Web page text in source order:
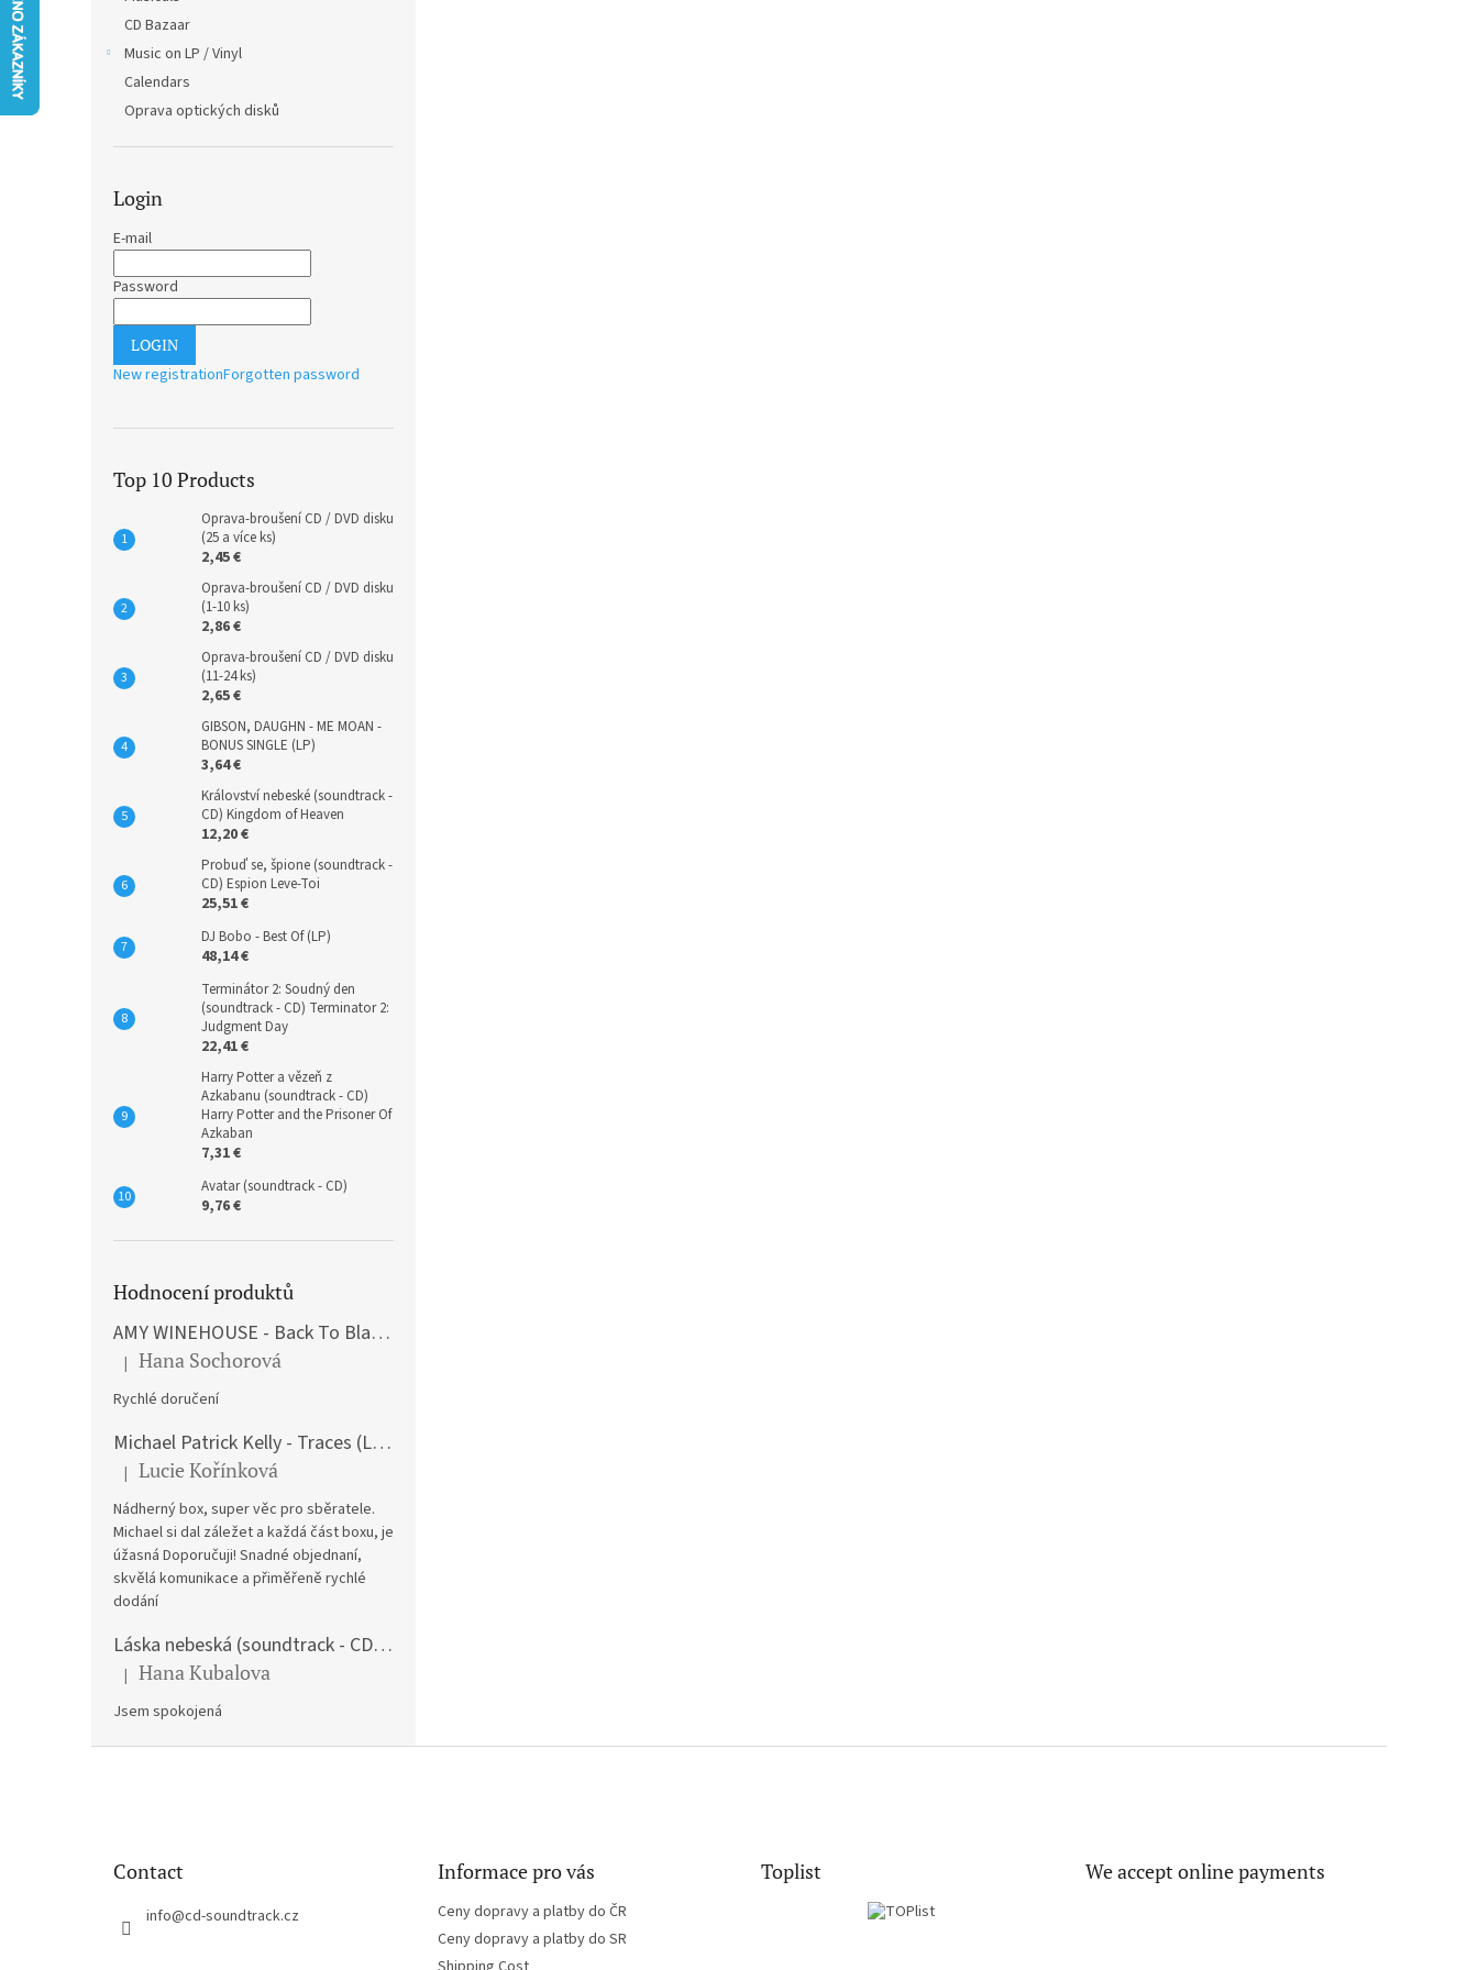
CD Bazaar
Music on LP / Vinyl
Calendars
Oprava optických disků
Login
E-mail
Password
LOGIN
New registrationForgotten password
Top 10 Products
Oprava-broušení CD / DVD disku
(25 a více ks)
2,45 €
Oprava-broušení CD / DVD disku
(1-10 ks)
2,86 €
Oprava-broušení CD / DVD disku
(11-24 ks)
2,65 €
GIBSON, DAUGHN - ME MOAN -
BONUS SINGLE (LP)
3,64 €
Království nebeské (soundtrack -
CD) Kingdom of Heaven
12,20 €
Probuď se, špione (soundtrack -
CD) Espion Leve-Toi
25,51 €
DJ Bobo - Best Of (LP)
48,14 €
Terminátor 2: Soudný den
(soundtrack - CD) Terminator 2:
Judgment Day
22,41 €
Harry Potter a vězeň z
Azkabanu (soundtrack - CD)
Harry Potter and the Prisoner Of
Azkaban
7,31 €
Avatar (soundtrack - CD)
9,76 €
Hodnocení produktů
AMY WINEHOUSE - Back To Black (LP)
The product rating is 5 out of 5 stars.
| Hana Sochorová
Rychlé doručení
Michael Patrick Kelly - Traces (Limited Edition) (Premium Box-Set) (LP)
The product rating is 5 out of 5 stars.
| Lucie Kořínková
Nádherný box, super věc pro sběratele.
Michael si dal záležet a každá část boxu, je
úžasná Doporučuji! Snadné objednaní,
skvělá komunikace a přiměřeně rychlé
dodání
Láska nebeská (soundtrack - CD) Love Actually
The product rating is 5 out of 5 stars.
| Hana Kubalova
Jsem spokojená
Contact
info@cd-soundtrack.cz
Informace pro vás
Ceny dopravy a platby do ČR
Ceny dopravy a platby do SR
Toplist We accept online payments